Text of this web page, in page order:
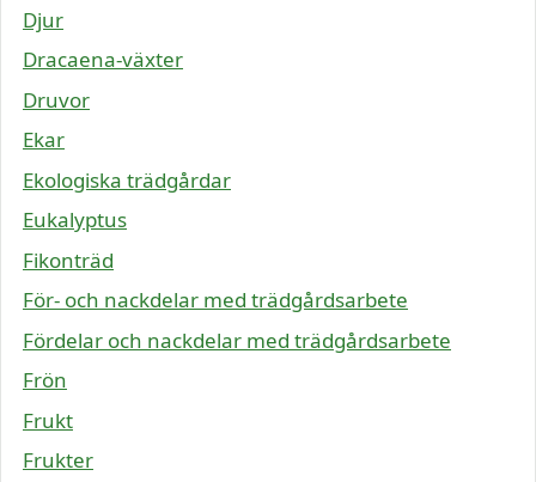
Djur
Dracaena-växter
Druvor
Ekar
Ekologiska trädgårdar
Eukalyptus
Fikonträd
För- och nackdelar med trädgårdsarbete
Fördelar och nackdelar med trädgårdsarbete
Frön
Frukt
Frukter